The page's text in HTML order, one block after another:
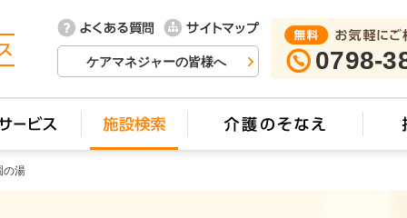
ケアマネジャーの皆様へ 0798-
の湯